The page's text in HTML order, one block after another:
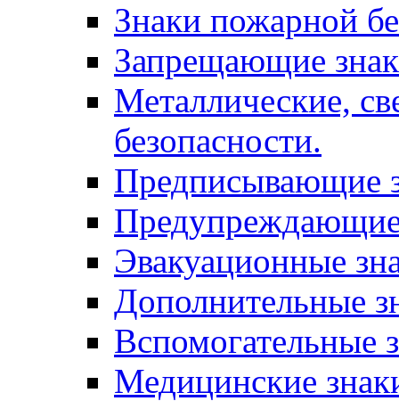
Знаки пожарной
Запрещающие
Металлические,
безопасности.
Предписывающие
Эвакуационные
Дополнительные
Вспомогательные
Медицинские